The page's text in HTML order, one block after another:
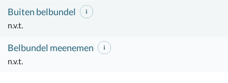
Buiten belbundel
n.v.t.
Belbundel meenemen
n.v.t.